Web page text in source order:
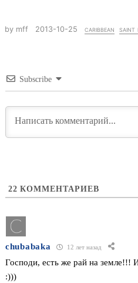
by mff 2013-10-25 caribbean saint
Subscribe
22 КОММЕНТАРИЕВ
chubabaka 12 лет назад
Господи, есть же рай на земле!!!
:)))